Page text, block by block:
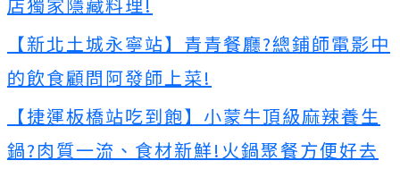
【新北土城永寧站】青青餐廳?總鋪師電影中
的飲食顧問阿發師上菜!
【捷運板橋站吃到飽】小蒙牛頂級麻辣養生
鍋?肉質一流、食材新鮮!火鍋聚餐方便好去